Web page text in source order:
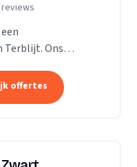
reviews
Terblijt. Ons
offertes